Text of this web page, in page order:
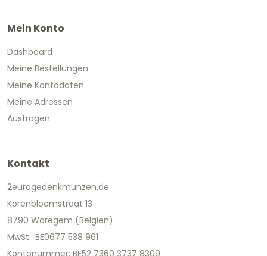
Mein Konto
Dashboard
Meine Bestellungen
Meine Kontodaten
Meine Adressen
Austragen
Kontakt
2eurogedenkmunzen.de
Korenbloemstraat 13
8790 Waregem (Belgien)
MwSt.: BE0677 538 961
Kontonummer: BE52 7360 3737 8309